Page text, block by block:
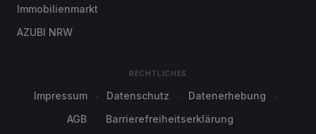
Immobilienmarkt
AZUBI NRW
RECHTLICHES
Impressum Datenschutz
Datenerhebung
AGB
Barrierefreiheitserklärung